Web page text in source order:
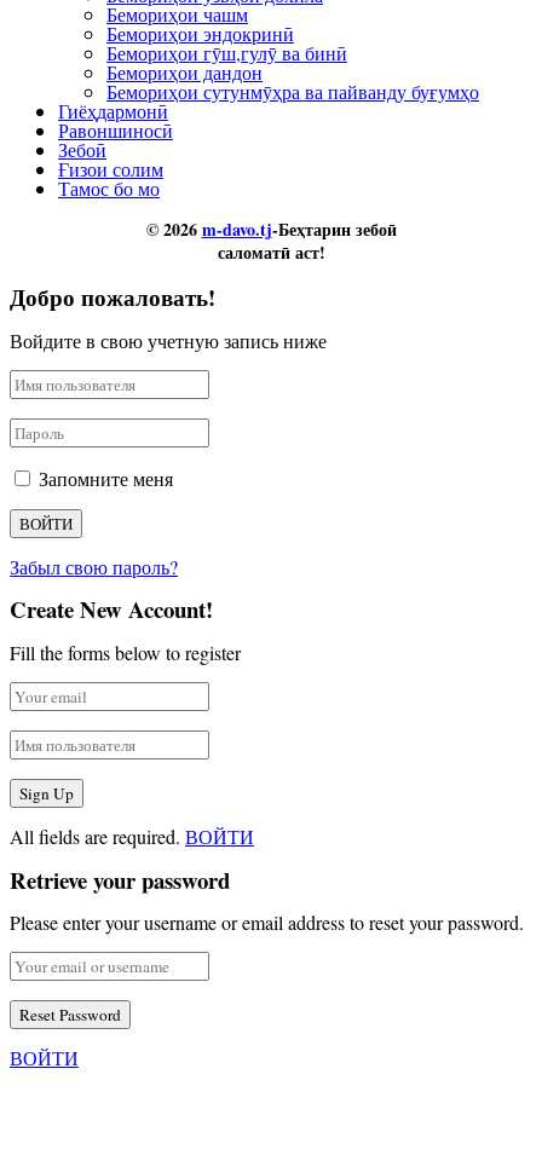
Бемориҳои чашм
Бемориҳои эндокринӣ
Бемориҳои гӯш,гулӯ ва бинӣ
Бемориҳои дандон
Бемориҳои сутунмӯҳра ва пайванду буғумҳо
Гиёҳдармонӣ
Равоншиносӣ
Зебоӣ
Ғизои солим
Тамос бо мо
© 2026m-davo.tj-Беҳтарин зебоӣ
саломатӣ аст!
Добро пожаловать!
Войдите в свою учетную запись ниже
Запомните меня
Забыл свою пароль?
Create New Account!
Fill the forms below to register
All fields are required. ВОЙТИ
Retrieve your password
Please enter your username or email address to reset your password.
ВОЙТИ